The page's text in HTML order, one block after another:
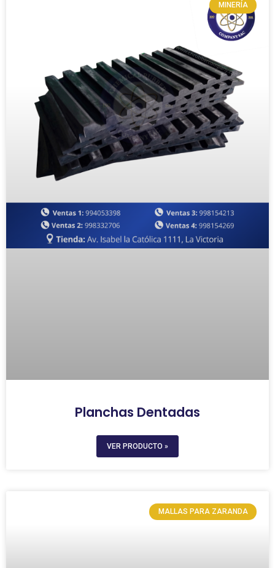
MINERÍA
Planchas Dentadas
VER PRODUCTO »
MALLAS PARA ZARANDA